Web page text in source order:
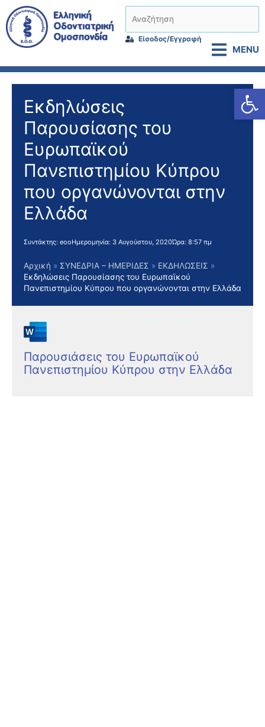
Μετάβαση
στο
περιεχόμενο
Είσοδος/Εγγραφή
MENU
Εκδηλώσεις
Παρουσίασης του
Ευρωπαϊκού
Πανεπιστημίου Κύπρου
που οργανώνονται στην
Ελλάδα
Συντάκτης: eooΗμερομηνία: 3 Αυγούστου, 2020Ώρα: 8:57 πμ
Αρχική ΣΥΝΕΔΡΙΑ – ΗΜΕΡΙΔΕΣ
ΕΚΔΗΛΩΣΕΙΣ
Εκδηλώσεις Παρουσίασης του Ευρωπαϊκού
Πανεπιστημίου Κύπρου που οργανώνονται στην Ελλάδα
Παρουσιάσεις του Ευρωπαϊκού
Πανεπιστημίου Κύπρου στην Ελλάδα